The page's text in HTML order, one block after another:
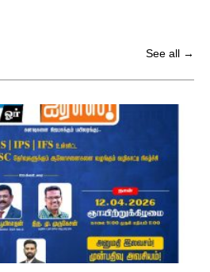
See all →